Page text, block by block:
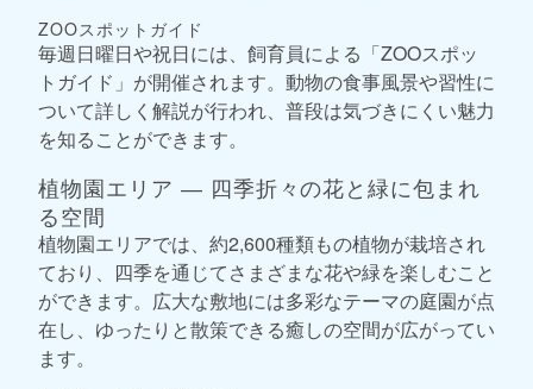
ZOOスポットガイド
毎週日曜日や祝日には、飼育員による「ZOOスポッ
トガイド」が開催されます。動物の食事風景や習性に
ついて詳しく解説が行われ、普段は気づきにくい魅力
を知ることができます。
植物園エリア ― 四季折々の花と緑に包まれ
る空間
植物園エリアでは、約2,600種類もの植物が栽培され
ており、四季を通じてさまざまな花や緑を楽しむこと
ができます。広大な敷地には多彩なテーマの庭園が点
在し、ゆったりと散策できる癒しの空間が広がってい
ます。